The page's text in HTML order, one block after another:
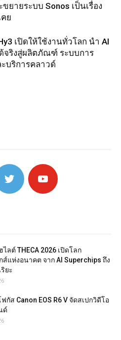
ยายระบบ Sonos เป็นเรื่อง
ย
เปิดให้ใช้งานทั่วโลก นำ AI
จริงสู่ผลิตภัณฑ์ ระบบการ
บริการคลาวด์
ลต์ THECA 2026 เปิดโลก
ส์แห่งอนาคต จาก AI Superchips ถึง
ยะ
กัส Canon EOS R6 V จัดสเปกวิดีโอ
ด์